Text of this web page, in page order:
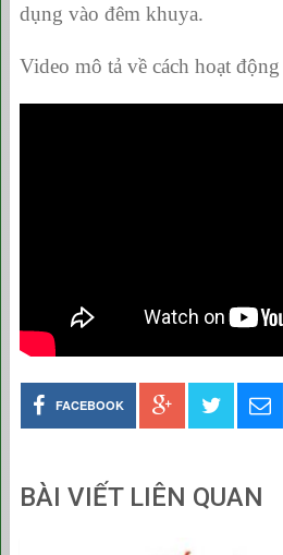
dụng vào đêm khuya.
Video mô tả về cách hoạt động
FACEBOOK
BÀI VIẾT LIÊN QUAN